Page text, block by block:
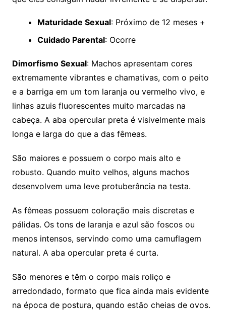
Maturidade Sexual: Próximo de 12 meses +
Cuidado Parental: Ocorre
Dimorfismo Sexual: Machos apresentam cores
extremamente vibrantes e chamativas, com o peito
e a barriga em um tom laranja ou vermelho vivo, e
linhas azuis fluorescentes muito marcadas na
cabeça. A aba opercular preta é visivelmente mais
longa e larga do que a das fêmeas.
São maiores e possuem o corpo mais alto e
robusto. Quando muito velhos, alguns machos
desenvolvem uma leve protuberância na testa.
As fêmeas possuem coloração mais discretas e
pálidas. Os tons de laranja e azul são foscos ou
menos intensos, servindo como uma camuflagem
natural. A aba opercular preta é curta.
São menores e têm o corpo mais roliço e
arredondado, formato que fica ainda mais evidente
na época de postura, quando estão cheias de ovos.